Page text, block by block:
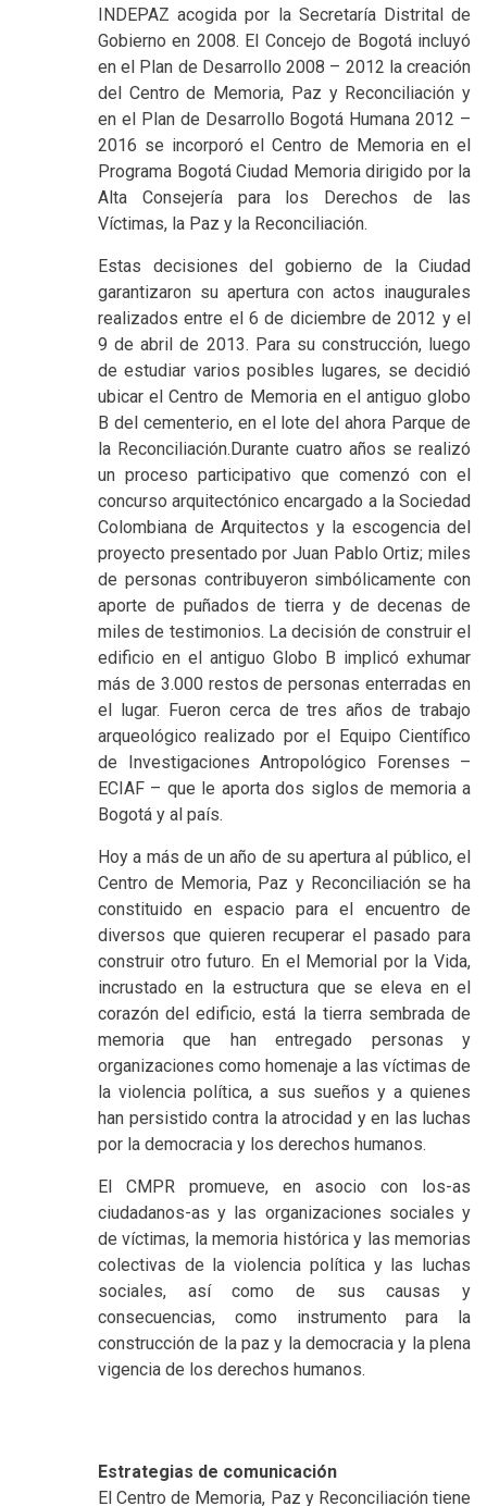
INDEPAZ acogida por la Secretaría Distrital de
Gobierno en 2008. El Concejo de Bogotá incluyó
en el Plan de Desarrollo 2008 – 2012 la creación
del Centro de Memoria, Paz y Reconciliación y
en el Plan de Desarrollo Bogotá Humana 2012 –
2016 se incorporó el Centro de Memoria en el
Programa Bogotá Ciudad Memoria dirigido por la
Alta Consejería para los Derechos de las
Víctimas, la Paz y la Reconciliación.
Estas decisiones del gobierno de la Ciudad
garantizaron su apertura con actos inaugurales
realizados entre el 6 de diciembre de 2012 y el
9 de abril de 2013. Para su construcción, luego
de estudiar varios posibles lugares, se decidió
ubicar el Centro de Memoria en el antiguo globo
B del cementerio, en el lote del ahora Parque de
la Reconciliación.Durante cuatro años se realizó
un proceso participativo que comenzó con el
concurso arquitectónico encargado a la Sociedad
Colombiana de Arquitectos y la escogencia del
proyecto presentado por Juan Pablo Ortiz; miles
de personas contribuyeron simbólicamente con
aporte de puñados de tierra y de decenas de
miles de testimonios. La decisión de construir el
edificio en el antiguo Globo B implicó exhumar
más de 3.000 restos de personas enterradas en
el lugar. Fueron cerca de tres años de trabajo
arqueológico realizado por el Equipo Científico
de Investigaciones Antropológico Forenses –
ECIAF – que le aporta dos siglos de memoria a
Bogotá y al país.
Hoy a más de un año de su apertura al público, el
Centro de Memoria, Paz y Reconciliación se ha
constituido en espacio para el encuentro de
diversos que quieren recuperar el pasado para
construir otro futuro. En el Memorial por la Vida,
incrustado en la estructura que se eleva en el
corazón del edificio, está la tierra sembrada de
memoria que han entregado personas y
organizaciones como homenaje a las víctimas de
la violencia política, a sus sueños y a quienes
han persistido contra la atrocidad y en las luchas
por la democracia y los derechos humanos.
El CMPR promueve, en asocio con los-as
ciudadanos-as y las organizaciones sociales y
de víctimas, la memoria histórica y las memorias
colectivas de la violencia política y las luchas
sociales, así como de sus causas y
consecuencias, como instrumento para la
construcción de la paz y la democracia y la plena
vigencia de los derechos humanos.
Estrategias de comunicación
El Centro de Memoria, Paz y Reconciliación tiene